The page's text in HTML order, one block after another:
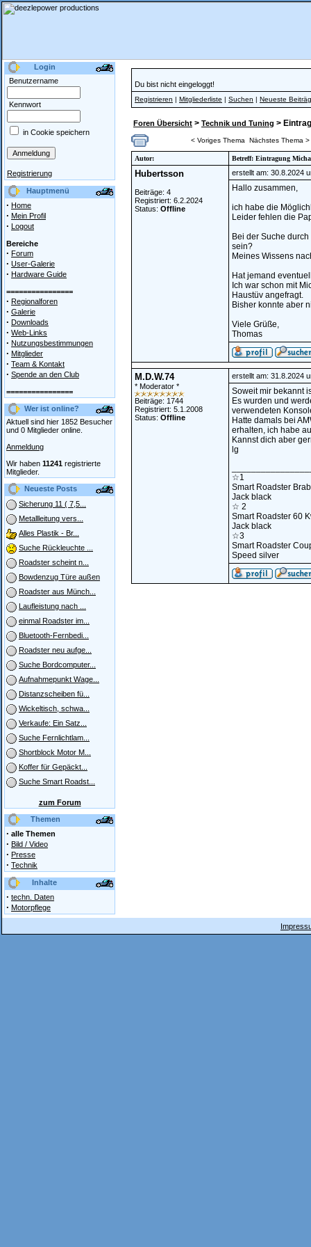
Login
Benutzername
Kennwort
in Cookie speichern
Registrierung
Hauptmenü
· Home
· Mein Profil
· Logout
Bereiche
· Forum
· User-Galerie
· Hardware Guide
================
· Regionalforen
· Galerie
· Downloads
· Web-Links
· Nutzungsbestimmungen
· Mitglieder
· Team & Kontakt
· Spende an den Club
================
Wer ist online?
Aktuell sind hier 1852 Besucher
und 0 Mitglieder online.
Anmeldung
Wir haben 11241 registrierte
Mitglieder.
Neueste Posts
Sicherung 11 ( 7,5...
Metallleitung vers...
Alles Plastik - Br...
Suche Rückleuchte ...
Roadster scheint n...
Bowdenzug Türe außen
Roadster aus Münch...
Laufleistung nach ...
einmal Roadster im...
Bluetooth-Fernbedi...
Roadster neu aufge...
Suche Bordcomputer...
Aufnahmepunkt Wage...
Distanzscheiben fü...
Wickeltisch, schwa...
Verkaufe: Ein Satz...
Suche Fernlichtlam...
Shortblock Motor M...
Koffer für Gepäckt...
Suche Smart Roadst...
zum Forum
Themen
· alle Themen
· Bild / Video
· Presse
· Technik
Inhalte
· techn. Daten
· Motorpflege
Du bist nicht eingeloggt!
Registrieren | Mitgliederliste | Suchen | Neueste
Foren Übersicht > Technik und Tuning >
< Voriges Thema Nächstes Thema >
Autor: Betreff: Eintragung
Hubertsson
Beiträge: 4
Registriert: 6.2.2024
Status: Offline
erstellt am: 30.8.2024
Hallo zusammen,
ich habe die
Leider fehlen die
Bei der Suche
sein?
Meines Wissens
Hat jemand
Ich war schon mit
Haustüv angefragt.
Bisher konnte aber
Viele Grüße,
Thomas
M.D.W.74
* Moderator *
Beiträge: 1744
Registriert: 5.1.2008
Status: Offline
erstellt am: 31.8.2024
Soweit mir bekannt
Es wurden und
verwendeten
Hatte damals bei
erhalten, ich habe
Kannst dich aber
lg
☆1
Smart Roadster
Jack black
☆ 2
Smart Roadster 60
Jack black
☆3
Smart Roadster
Speed silver